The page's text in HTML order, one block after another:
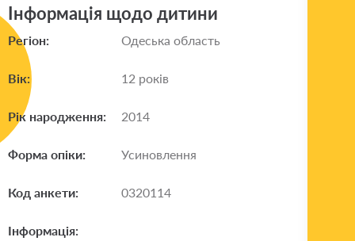
Інформація щодо дитини
Регіон: Одеська область
Вік: 12 років
Рік народження: 2014
Форма опіки: Усиновлення
Код анкети: 0320114
Інформація: